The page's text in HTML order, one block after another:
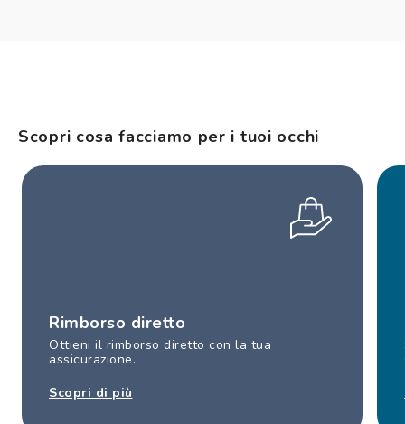
Scopri cosa facciamo per i tuoi occhi
Rimborso diretto
Ottieni il rimborso diretto con la tua
assicurazione.
Scopri di più